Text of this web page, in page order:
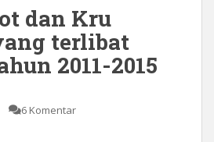
dan Kru
terlibat
2011-2015
6 Komentar